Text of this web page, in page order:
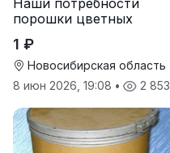
Наши потребности
порошки цветных
1 ₽
Новосибирская область
8 июн 2026, 19:08 • 2 853